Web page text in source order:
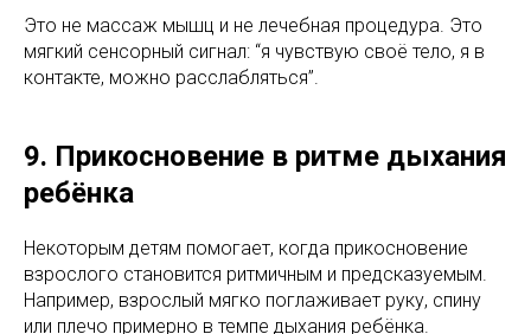
Это не массаж мышц и не лечебная процедура. Это
мягкий сенсорный сигнал: “я чувствую своё тело, я в
контакте, можно расслабляться”.
9. Прикосновение в ритме дыхания
ребёнка
Некоторым детям помогает, когда прикосновение
взрослого становится ритмичным и предсказуемым.
Например, взрослый мягко поглаживает руку, спину
или плечо примерно в темпе дыхания ребёнка.